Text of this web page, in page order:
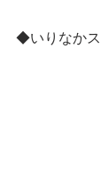
◆いりなか